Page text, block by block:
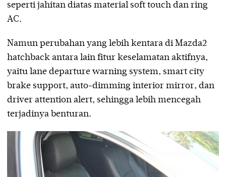
seperti jahitan diatas material soft touch dan ring
AC.
Namun perubahan yang lebih kentara di Mazda2
hatchback antara lain fitur keselamatan aktifnya,
yaitu lane departure warning system, smart city
brake support, auto-dimming interior mirror, dan
driver attention alert, sehingga lebih mencegah
terjadinya benturan.